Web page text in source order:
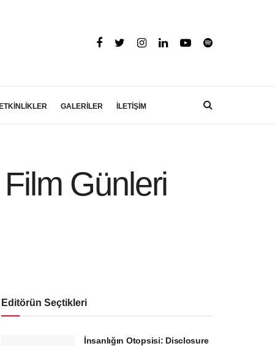
ETKİNLİKLER GALERİLER İLETİŞİM
Günleri
Editörün Seçtikleri
İnsanlığın Otopsisi: Disclosure